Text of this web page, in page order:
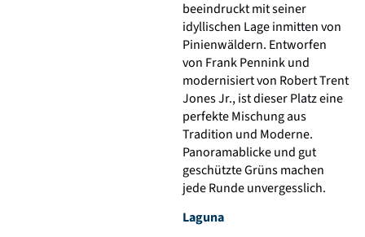
beeindruckt mit seiner
idyllischen Lage inmitten von
Pinienwäldern. Entworfen
von Frank Pennink und
modernisiert von Robert Trent
Jones Jr., ist dieser Platz eine
perfekte Mischung aus
Tradition und Moderne.
Panoramablicke und gut
geschützte Grüns machen
jede Runde unvergesslich.
Laguna